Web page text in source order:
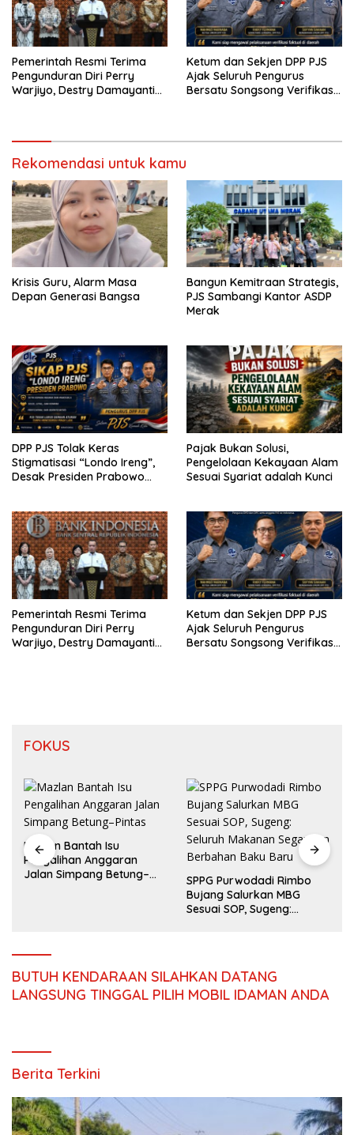
Pemerintah Resmi Terima
Pengunduran Diri Perry
Warjiyo, Destry Damayanti
Ketum dan Sekjen DPP PJS
Ajak Seluruh Pengurus
Bersatu Songsong Verifikasi
Rekomendasi untuk kamu
Krisis Guru, Alarm Masa
Depan Generasi Bangsa
Bangun Kemitraan Strategis,
PJS Sambangi Kantor ASDP
Merak
DPP PJS Tolak Keras
Stigmatisasi “Londo Ireng”,
Desak Presiden Prabowo
Pajak Bukan Solusi,
Pengelolaan Kekayaan Alam
Sesuai Syariat adalah Kunci
Pemerintah Resmi Terima
Pengunduran Diri Perry
Warjiyo, Destry Damayanti
Ketum dan Sekjen DPP PJS
Ajak Seluruh Pengurus
Bersatu Songsong Verifikasi
FOKUS
SPPG Purwodadi Rimbo
SMSI Terima Jawaban
Kejati Jambi Soal Kasus
Rp2,1 Miliar PUPR Tebo
BUTUH KENDARAAN SILAHKAN DATANG
LANGSUNG TINGGAL PILIH MOBIL IDAMAN ANDA
Berita Terkini